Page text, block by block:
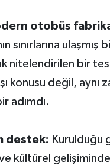
otobüs
sınırlarına
nitelendirilen bir
konusu değil,
adımdı.
destek: Kurulduğu
kültürel